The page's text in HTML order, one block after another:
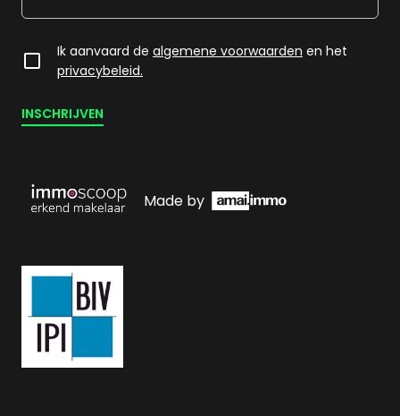
Ik aanvaard de algemene voorwaarden en het
privacybeleid.
INSCHRIJVEN
Made by